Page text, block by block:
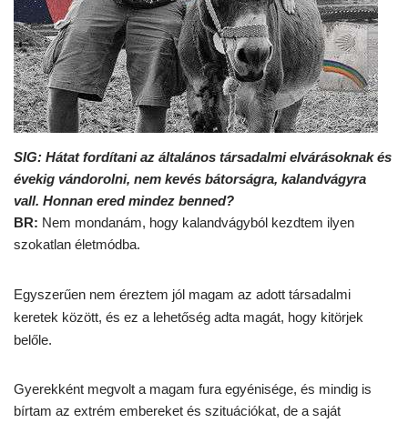
SIG: Hátat fordítani az általános társadalmi elvárásoknak és
évekig vándorolni, nem kevés bátorságra, kalandvágyra
vall. Honnan ered mindez benned?
BR: Nem mondanám, hogy kalandvágyból kezdtem ilyen
szokatlan életmódba.
Egyszerűen nem éreztem jól magam az adott társadalmi
keretek között, és ez a lehetőség adta magát, hogy kitörjek
belőle.
Gyerekként megvolt a magam fura egyénisége, és mindig is
bírtam az extrém embereket és szituációkat, de a saját